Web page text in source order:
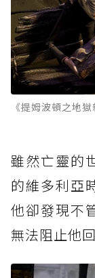
《提姆波頓之地
雖然亡靈的
的維多利亞
他卻發現不
無法阻止他